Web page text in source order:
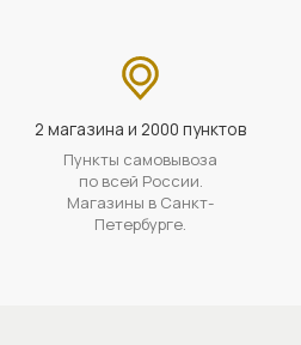
2 магазина и 2000 пунктов
Пункты самовывоза
по всей России.
Магазины в Санкт-
Петербурге.